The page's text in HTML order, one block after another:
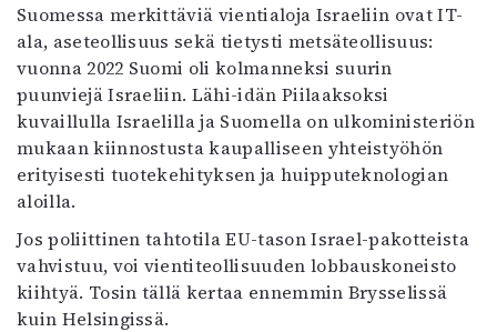
Suomessa merkittäviä vientialoja Israeliin ovat IT-
ala, aseteollisuus sekä tietysti metsäteollisuus:
vuonna 2022 Suomi oli kolmanneksi suurin
puunviejä Israeliin. Lähi-idän Piilaaksoksi
kuvaillulla Israelilla ja Suomella on ulkoministeriön
mukaan kiinnostusta kaupalliseen yhteistyöhön
erityisesti tuotekehityksen ja huipputeknologian
aloilla.
Jos poliittinen tahtotila EU-tason Israel-pakotteista
vahvistuu, voi vientiteollisuuden lobbauskoneisto
kiihtyä. Tosin tällä kertaa ennemmin Brysselissä
kuin Helsingissä.